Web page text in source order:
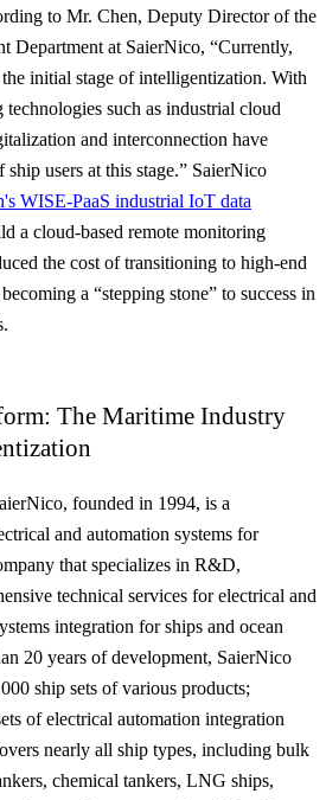
to Mr. Chen, Deputy Director of the
Department at SaierNico, “Currently,
initial stage of intelligentization. With
such as industrial cloud
and interconnection have
users at this stage.” SaierNico
WISE-PaaS industrial IoT data
a cloud-based remote monitoring
the cost of transitioning to high-end
a “stepping stone” to success in
.
The Maritime Industry
founded in 1994, is a
and automation systems for
that specializes in R&D,
technical services for electrical and
integration for ships and ocean
20 years of development, SaierNico
ship sets of various products;
of electrical automation integration
nearly all ship types, including bulk
chemical tankers, LNG ships,